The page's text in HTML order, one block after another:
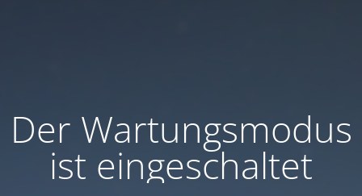
Der Wartungsmodus
ist eingeschaltet